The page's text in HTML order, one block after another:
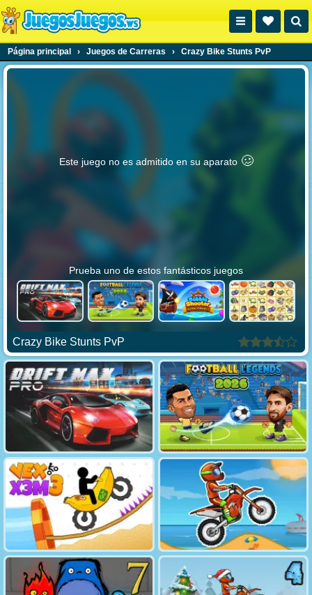
Página principal › Juegos de Carreras › Crazy Bike Stunts PvP
Este juego no es admitido en su aparato 🥴️
Prueba uno de estos fantásticos juegos
Crazy Bike Stunts PvP